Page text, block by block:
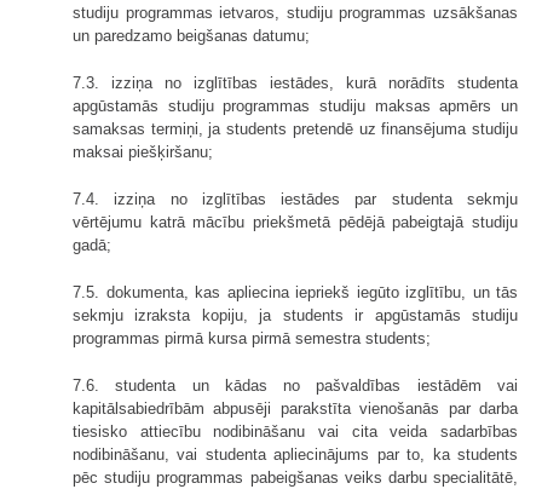
studiju programmas ietvaros, studiju programmas uzsākšanas
un paredzamo beigšanas datumu;
7.3. izziņa no izglītības iestādes, kurā norādīts studenta
apgūstamās studiju programmas studiju maksas apmērs un
samaksas termiņi, ja students pretendē uz finansējuma studiju
maksai piešķiršanu;
7.4. izziņa no izglītības iestādes par studenta sekmju
vērtējumu katrā mācību priekšmetā pēdējā pabeigtajā studiju
gadā;
7.5. dokumenta, kas apliecina iepriekš iegūto izglītību, un tās
sekmju izraksta kopiju, ja students ir apgūstamās studiju
programmas pirmā kursa pirmā semestra students;
7.6. studenta un kādas no pašvaldības iestādēm vai
kapitālsabiedrībām abpusēji parakstīta vienošanās par darba
tiesisko attiecību nodibināšanu vai cita veida sadarbības
nodibināšanu, vai studenta apliecinājums par to, ka students
pēc studiju programmas pabeigšanas veiks darbu specialitātē,